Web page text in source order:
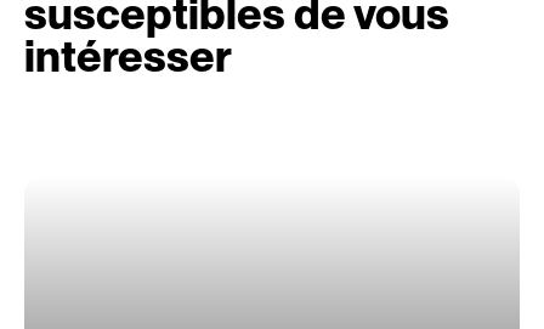
susceptibles de vous
intéresser